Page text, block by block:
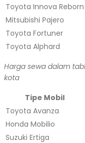
Toyota Innova Reborn
Mitsubishi Pajero
Toyota Fortuner
Toyota Alphard
Harga sewa dalam
kota
Tipe Mobil
Toyota Avanza
Honda Mobilio
Suzuki Ertiga